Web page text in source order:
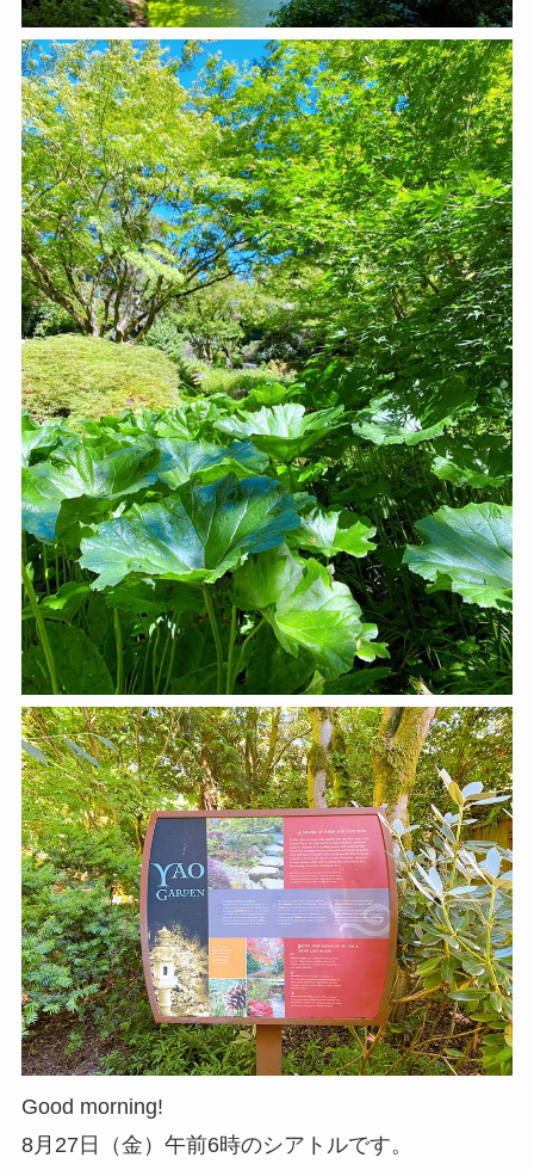
Good morning!
8月27日（金）午前6時のシアトルです。